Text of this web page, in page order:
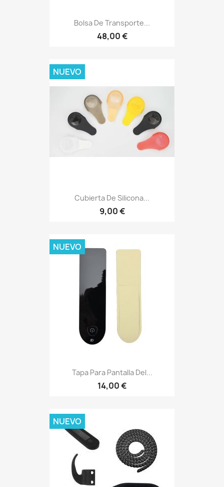
Bolsa De Transporte...
48,00 €
Cubierta De Silicona...
9,00 €
NUEVO
Tapa Para Pantalla Del...
14,00 €
NUEVO
NUEVO